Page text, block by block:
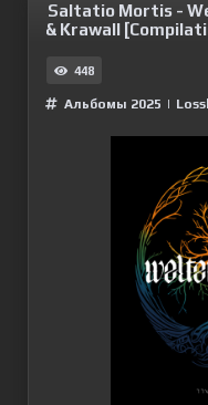
Saltatio Mortis -
& Krawall
448
Альбомы 2025 |